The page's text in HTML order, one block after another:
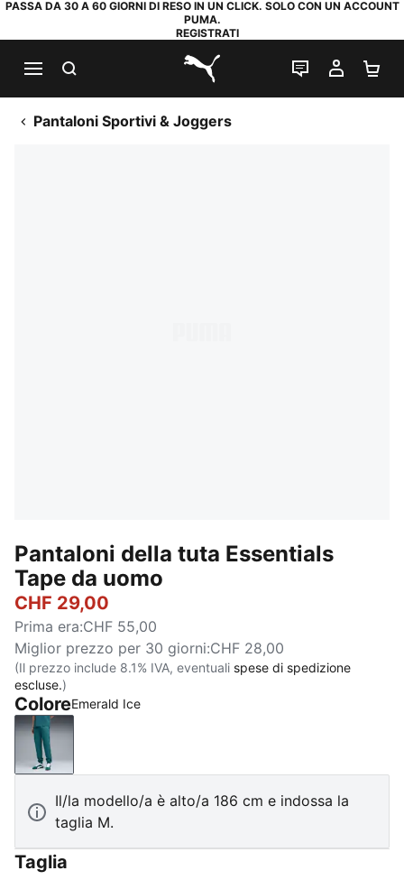
PASSA DA 30 A 60 GIORNI DI RESO IN UN CLICK. SOLO CON UN ACCOUNT
PUMA.
REGISTRATI
PUMA.com
CHAT IL MIO
Pantaloni Sportivi & Joggers
Pantaloni della tuta Essentials
Tape da uomo
CHF 29,00
Prima era:CHF 55,00
Miglior prezzo per 30 giorni:CHF 28,00
(Il prezzo include 8.1% IVA, eventuali spese di spedizione
escluse.)
ColoreEmerald Ice
Emerald Ice
Il/la modello/a è alto/a 186 cm e indossa la
taglia M.
Taglia